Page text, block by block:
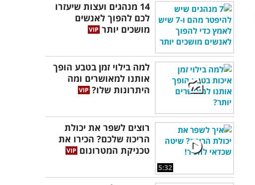
14 מנהגים ועצות שיעזרו
לכם להפוך לאנשים
מושכים יותר
למה בילוי זמן בטבע הופך
אותנו למאושרים ומה
היתרונות שלו?
5:32
רוצים לשפר את יכולת
הריכוז שלכם? הכירו את
טכניקת המטרונום